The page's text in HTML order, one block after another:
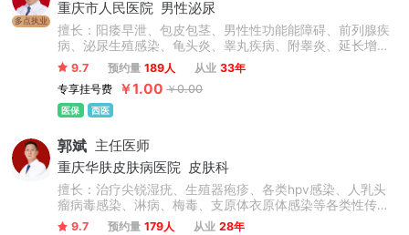
多点执业
重庆市人民医院
男性泌尿
擅长：阳痿早泄、包皮包茎、男性性功能能障碍、前列腺疾
病、泌尿生殖感染、龟头炎、睾丸疾病、附睾炎、延长增
粗、hpv、梅毒、不孕不育等男性疾病
9.7 预约量 189人 从业 33年
专享挂号费
￥1.00 ￥0.00
医保 西医
郭斌 主任医师
重庆华肤皮肤病医院
皮肤科
擅长：治疗尖锐湿疣、生殖器疱疹、各类hpv感染、人乳头
瘤病毒感染、淋病、梅毒、支原体衣原体感染等各类性传播
疾病。
9.7 预约量 179人 从业 28年